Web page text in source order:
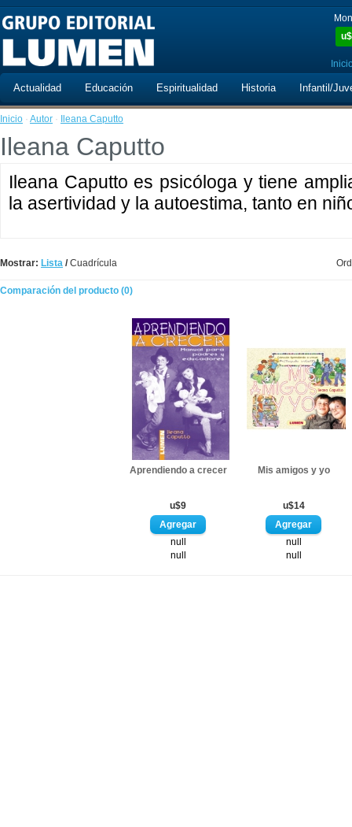
u$
Actualidad Educación Espiritualidad Historia Infantil/
Inicio · Autor · Ileana Caputto
Ileana Caputto
Ileana Caputto es psicóloga y tiene
la asertividad y la autoestima, tanto en
Mostrar: Lista /Cuadrícula
Comparación del producto (0)
Aprendiendo a crecer
u$9
null
null
Mis amigos y yo
u$14
null
null